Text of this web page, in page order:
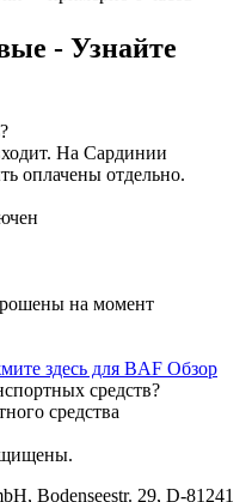
- Узнайте
На Сардинии
оплачены отдельно.
на момент
здесь для BAF Обзор
средств?
средства
Bodenseestr. 29, D-81241